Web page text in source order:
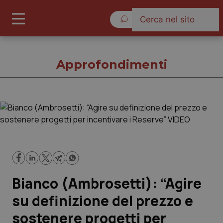
Governo e Parlamento
Regioni e Asl
Lavoro e Professioni
Approfondimenti
Bianco (Ambrosetti): “Agire
su definizione del prezzo e
sostenere progetti per